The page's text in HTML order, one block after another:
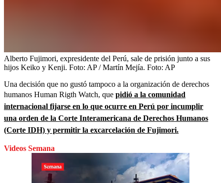
Alberto Fujimori, expresidente del Perú, sale de prisión junto a sus
hijos Keiko y Kenji. Foto: AP / Martín Mejía. Foto: AP
Una decisión que no gustó tampoco a la organización de derechos
humanos Human Rigth Watch, que pidió a la comunidad
internacional fijarse en lo que ocurre en Perú por incumplir
una orden de la Corte Interamericana de Derechos Humanos
(Corte IDH) y permitir la excarcelación de Fujimori.
Videos Semana